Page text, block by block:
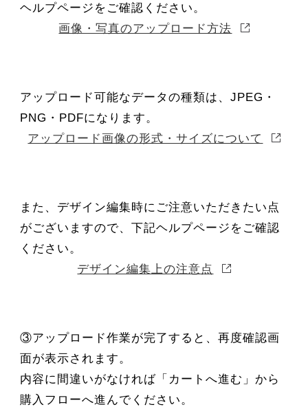
ヘルプページをご確認ください。
画像・写真のアップロード方法
アップロード可能なデータの種類は、JPEG・
PNG・PDFになります。
アップロード画像の形式・サイズについて
また、デザイン編集時にご注意いただきたい点
がございますので、下記ヘルプページをご確認
ください。
デザイン編集上の注意点
③アップロード作業が完了すると、再度確認画
面が表示されます。
内容に間違いがなければ「カートへ進む」から
購入フローへ進んでください。